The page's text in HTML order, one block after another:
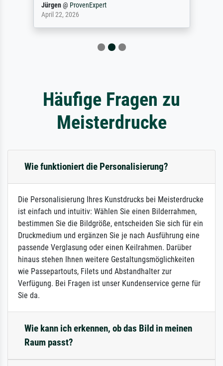
Jürgen@ ProvenExpert
April 22, 2026
Häufige Fragen zu
Meisterdrucke
Wie funktioniert die Personalisierung?
Die Personalisierung Ihres Kunstdrucks bei Meisterdrucke
ist einfach und intuitiv: Wählen Sie einen Bilderrahmen,
bestimmen Sie die Bildgröße, entscheiden Sie sich für ein
Druckmedium und ergänzen Sie je nach Ausführung eine
passende Verglasung oder einen Keilrahmen. Darüber
hinaus stehen Ihnen weitere Gestaltungsmöglichkeiten
wie Passepartouts, Filets und Abstandhalter zur
Verfügung. Bei Fragen ist unser Kundenservice gerne für
Sie da.
Wie kann ich erkennen, ob das Bild in meinen
Raum passt?